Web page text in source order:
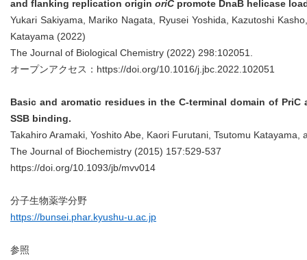
and flanking replication origin oriC promote DnaB helicase
Yukari Sakiyama, Mariko Nagata, Ryusei Yoshida, Kazutoshi
Katayama (2022)
The Journal of Biological Chemistry (2022) 298:102051.
オープンアクセス： https://doi.org/10.1016/j.jbc.2022.102051
Basic and aromatic residues in the C-terminal domain of PriC
SSB binding.
Takahiro Aramaki, Yoshito Abe, Kaori Furutani, Tsutomu Katayama,
The Journal of Biochemistry (2015) 157:529-537
https://doi.org/10.1093/jb/mvv014
分子生物薬学分野
https://bunsei.phar.kyushu-u.ac.jp
参照